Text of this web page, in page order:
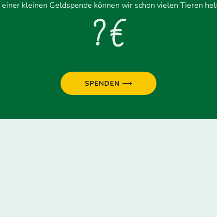
kleinen Geldspende können wir schon vielen Tieren
? €
SPENDEN ⟶